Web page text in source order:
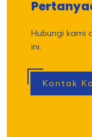
Hubungi kami
ini.
Kontak